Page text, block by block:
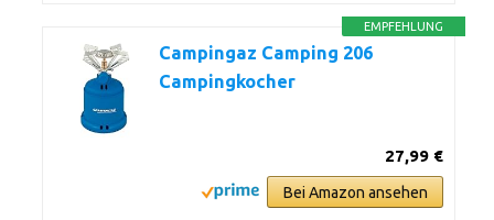
EMPFEHLUNG
Campingaz Camping 206
Campingkocher
27,99 €
Bei Amazon ansehen